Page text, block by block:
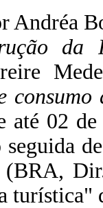
Andréa
da
até 02
seguida
turística"